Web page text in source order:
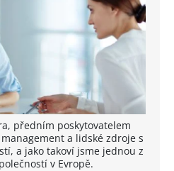
předním poskytovatelem
a lidské zdroje s
a jako takoví jsme jednou z
v Evropě.